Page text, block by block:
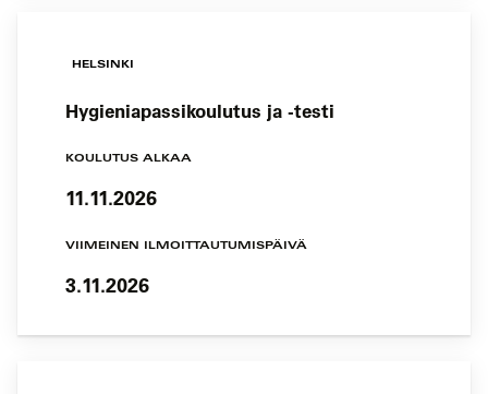
HELSINKI
Hygieniapassikoulutus ja -testi
KOULUTUS ALKAA
11.11.2026
VIIMEINEN ILMOITTAUTUMISPÄIVÄ
3.11.2026